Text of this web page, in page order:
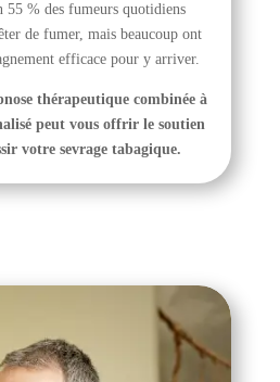
55 % des fumeurs quotidiens
de fumer, mais beaucoup ont
efficace pour y arriver.
thérapeutique combinée à
peut vous offrir le soutien
votre sevrage tabagique.